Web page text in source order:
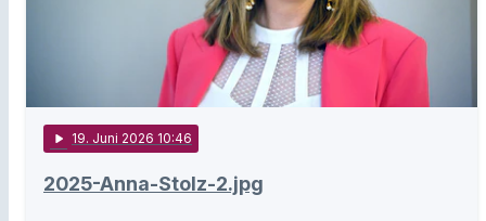
play_arrow 19. Juni 2026 10:46
2025-Anna-Stolz-2.jpg